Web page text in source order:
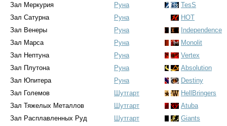
Зал Меркурия
Руна
TesS
Зал Сатурна
Руна
HOT
Зал Венеры
Руна
Independence
Зал Марса
Руна
Monolit
Зал Нептуна
Руна
Vertex
Зал Плутона
Руна
Absolution
Зал Юпитера
Руна
Destiny
Зал Големов
Шутгарт
HellBringers
Зал Тяжелых Металлов
Шутгарт
Atuba
Зал Расплавленных Руд
Шутгарт
Giants